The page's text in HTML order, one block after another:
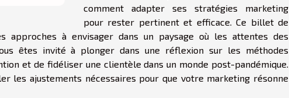
comment adapter ses stratégies marketing
pour rester pertinent et efficace. Ce billet de
approches à envisager dans un paysage où les attentes des
êtes invité à plonger dans une réflexion sur les méthodes
et de fidéliser une clientèle dans un monde post-pandémique.
les ajustements nécessaires pour que votre marketing résonne